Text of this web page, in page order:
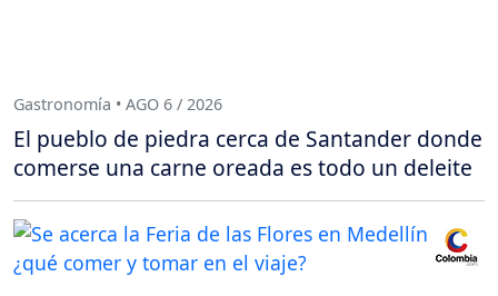
Gastronomía • AGO 6 / 2026
El pueblo de piedra cerca de Santander donde
comerse una carne oreada es todo un deleite